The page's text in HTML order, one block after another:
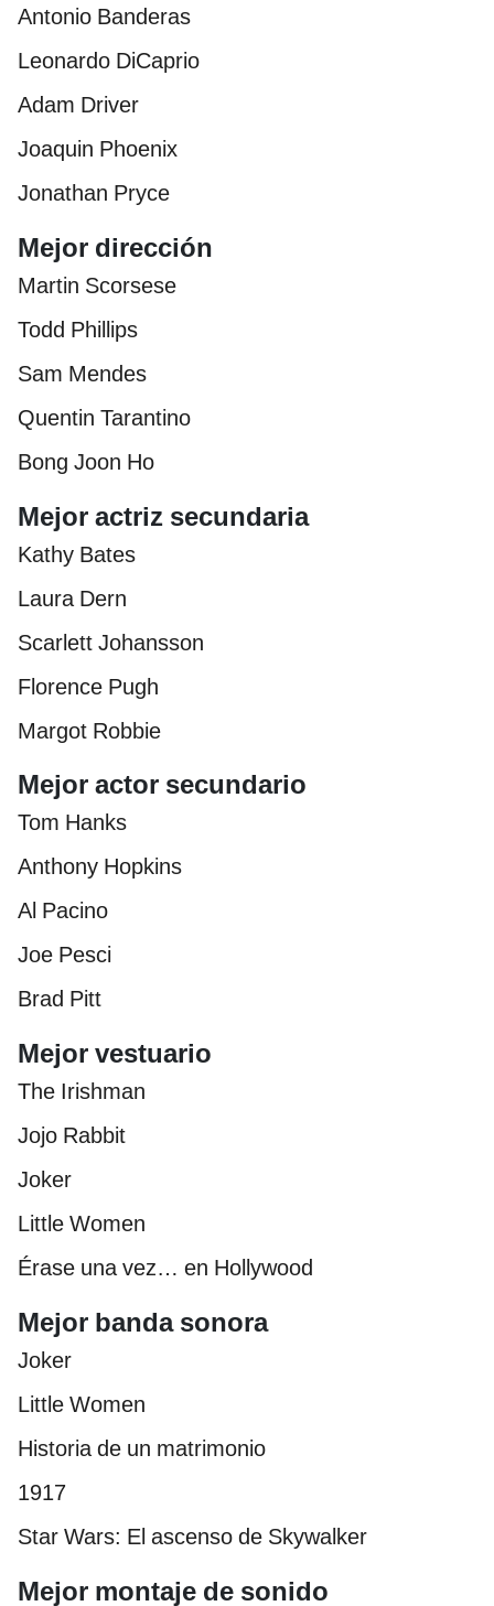
Antonio Banderas
Leonardo DiCaprio
Adam Driver
Joaquin Phoenix
Jonathan Pryce
Mejor dirección
Martin Scorsese
Todd Phillips
Sam Mendes
Quentin Tarantino
Bong Joon Ho
Mejor actriz secundaria
Kathy Bates
Laura Dern
Scarlett Johansson
Florence Pugh
Margot Robbie
Mejor actor secundario
Tom Hanks
Anthony Hopkins
Al Pacino
Joe Pesci
Brad Pitt
Mejor vestuario
The Irishman
Jojo Rabbit
Joker
Little Women
Érase una vez… en Hollywood
Mejor banda sonora
Joker
Little Women
Historia de un matrimonio
1917
Star Wars: El ascenso de Skywalker
Mejor montaje de sonido